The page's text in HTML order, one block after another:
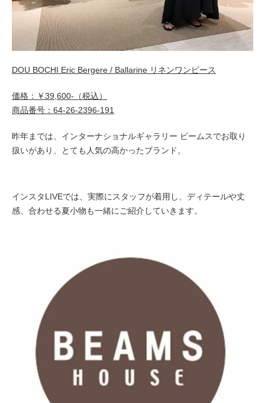
DOU BOCHI Eric Bergere / Ballarine リネンワンピース
価格：￥39,600-（税込）
商品番号：64-26-2396-191
昨年までは、インターナショナルギャラリー ビームスでお取り
扱いがあり、とても人気の高かったブランド。
インスタLIVEでは、実際にスタッフが着用し、ディテールや丈
感、合わせる夏小物も一緒にご紹介していきます。